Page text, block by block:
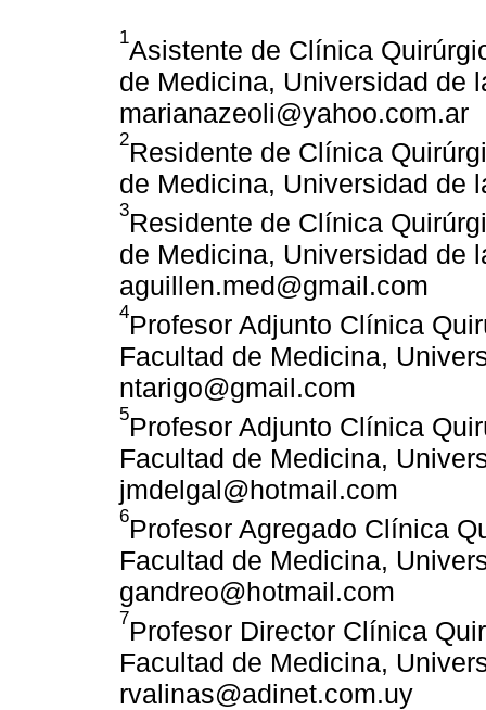
1Asistente de Clínica
de Medicina, Universidad de
marianazeoli@yahoo.com.ar
2Residente de Clínica
de Medicina, Universidad de
3Residente de Clínica
de Medicina, Universidad de
aguillen.med@gmail.com
4Profesor Adjunto Clínica
Facultad de Medicina,
ntarigo@gmail.com
5Profesor Adjunto Clínica
Facultad de Medicina,
jmdelgal@hotmail.com
6Profesor Agregado Clínica
Facultad de Medicina,
gandreo@hotmail.com
7Profesor Director Clínica
Facultad de Medicina,
rvalinas@adinet.com.uy